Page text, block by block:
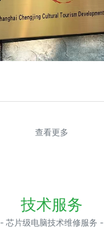
查看更多
技术服务
- 芯片级电脑技术维修服务 -